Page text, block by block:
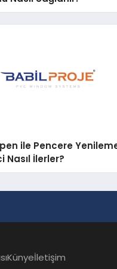
ile Pencere
Nasıl İlerler?
Künyeİletişim